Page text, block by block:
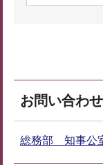
お問い合わ
総務部 知事公